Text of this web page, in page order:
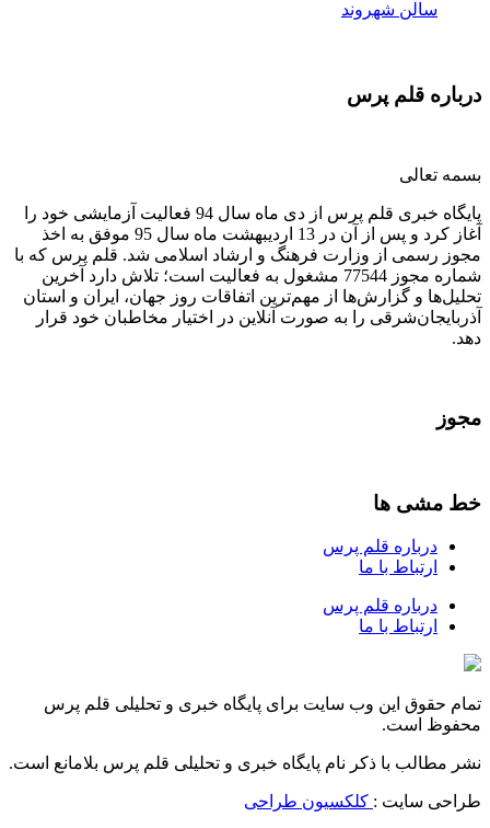
سالن شهروند
درباره قلم پرس
بسمه تعالی
پایگاه خبری قلم پرس از دی ماه سال 94 فعالیت آزمایشی خود را
آغاز کرد و پس از آن در 13 اردیبهشت ماه سال 95 موفق به اخذ
مجوز رسمی از وزارت فرهنگ و ارشاد اسلامی شد. قلم پرس که با
شماره مجوز 77544 مشغول به فعالیت است؛ تلاش دارد آخرین
تحلیل‌ها و گزارش‌ها از مهم‌ترین اتفاقات روز جهان، ایران و استان
آذربایجان‌شرقی را به صورت آنلاین در اختیار مخاطبان خود قرار
دهد.
مجوز
خط مشی ها
درباره قلم پرس
ارتباط با ما
درباره قلم پرس
ارتباط با ما
تمام حقوق این وب سایت برای پایگاه خبری و تحلیلی قلم پرس
محفوظ است.
نشر مطالب با ذکر نام پایگاه خبری و تحلیلی قلم پرس بلامانع است.
طراحی سایت : کلکسیون طراحی